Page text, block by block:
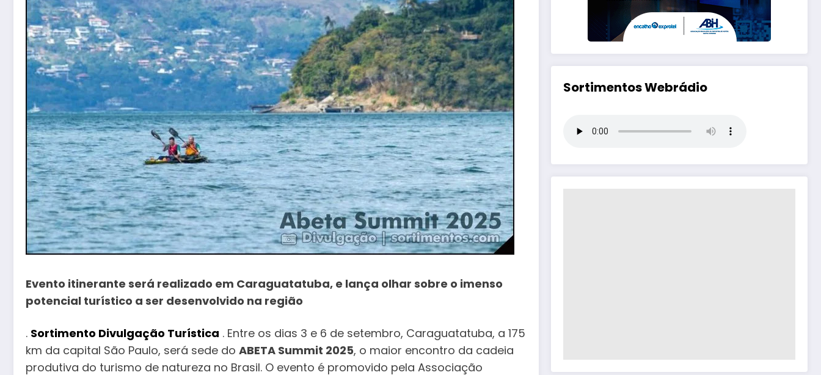
Evento itinerante será realizado em Caraguatatuba, e lança olhar sobre o imenso
potencial turístico a ser desenvolvido na região
. Sortimento Divulgação Turística . Entre os dias 3 e 6 de setembro, Caraguatatuba, a 175
km da capital São Paulo, será sede do ABETA Summit 2025, o maior encontro da cadeia
produtiva do turismo de natureza no Brasil. O evento é promovido pela Associação
Sortimentos Webrádio